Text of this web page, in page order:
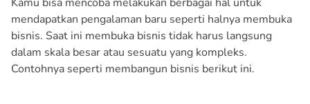
mendapatkan pengalaman baru seperti halnya membuka
bisnis. Saat ini membuka bisnis tidak harus langsung
dalam skala besar atau sesuatu yang kompleks.
Contohnya seperti membangun bisnis berikut ini.